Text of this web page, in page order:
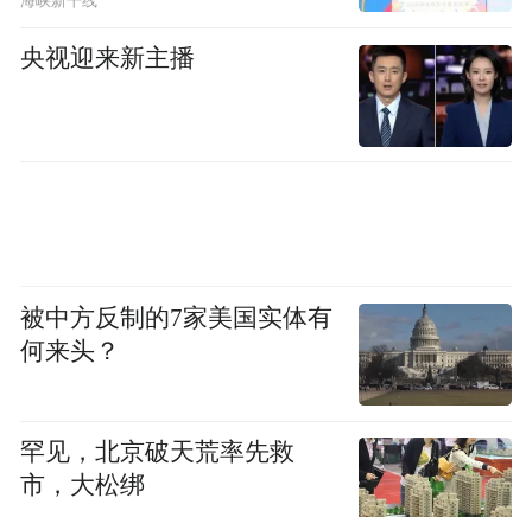
央视迎来新主播
被中方反制的7家美国实体有
何来头？
罕见，北京破天荒率先救
市，大松绑